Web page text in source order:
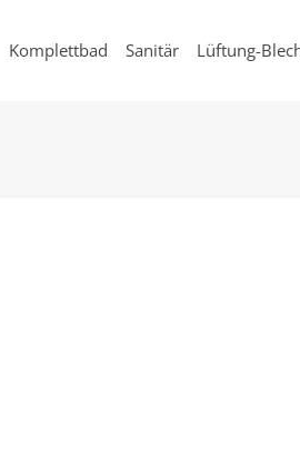
Komplettbad Sanitär Lüftung-